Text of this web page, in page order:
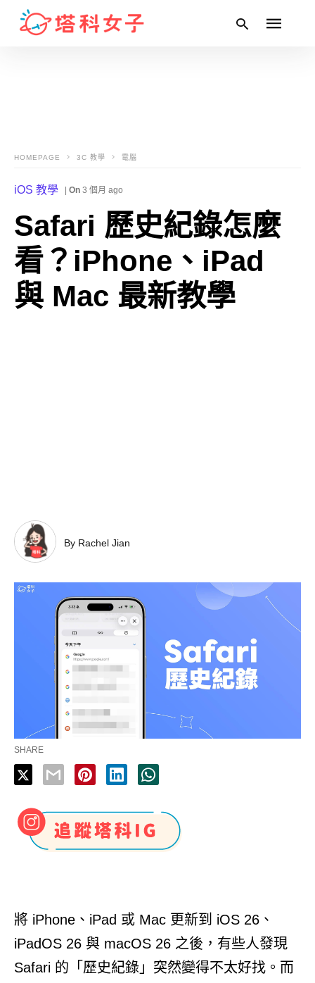
HOMEPAGE 3C 教學 電腦
iOS 教學 | On 3 個月 ago
Safari 歷史紀錄怎麼
看？iPhone、iPad
與 Mac 最新教學
By Rachel Jian
SHARE
將 iPhone、iPad 或 Mac 更新到 iOS 26、
iPadOS 26 與 macOS 26 之後，有些人發現
Safari 的「歷史紀錄」突然變得不太好找。而